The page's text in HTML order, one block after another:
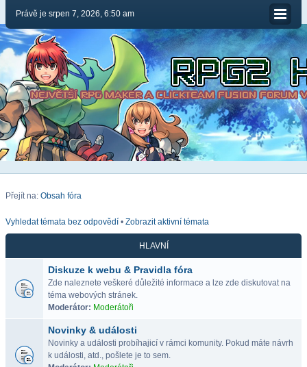
Právě je srpen 7, 2026, 6:50 am
Přejít na: Obsah fóra
Vyhledat témata bez odpovědí • Zobrazit aktivní témata
HLAVNÍ
Diskuze k webu & Pravidla fóra
Zde naleznete veškeré důležité informace a lze zde diskutovat na
téma webových stránek.
Moderátor: Moderátoři
Novinky & události
Novinky a události probíhajicí v rámci komunity. Pokud máte návrh
k události, atd., pošlete je to sem.